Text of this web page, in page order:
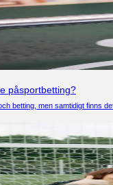
påsportbetting?
betting, men samtidigt finns